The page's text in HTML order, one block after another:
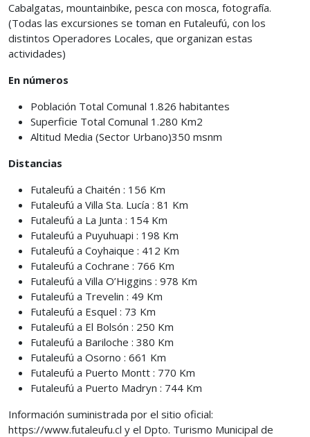
Cabalgatas, mountainbike, pesca con mosca, fotografía.
(Todas las excursiones se toman en Futaleufú, con los
distintos Operadores Locales, que organizan estas
actividades)
En números
Población Total Comunal 1.826 habitantes
Superficie Total Comunal 1.280 Km2
Altitud Media (Sector Urbano)350 msnm
Distancias
Futaleufú a Chaitén : 156 Km
Futaleufú a Villa Sta. Lucía : 81 Km
Futaleufú a La Junta : 154 Km
Futaleufú a Puyuhuapi : 198 Km
Futaleufú a Coyhaique : 412 Km
Futaleufú a Cochrane : 766 Km
Futaleufú a Villa O’Higgins : 978 Km
Futaleufú a Trevelin : 49 Km
Futaleufú a Esquel : 73 Km
Futaleufú a El Bolsón : 250 Km
Futaleufú a Bariloche : 380 Km
Futaleufú a Osorno : 661 Km
Futaleufú a Puerto Montt : 770 Km
Futaleufú a Puerto Madryn : 744 Km
Información suministrada por el sitio oficial:
https://www.futaleufu.cl y el Dpto. Turismo Municipal de